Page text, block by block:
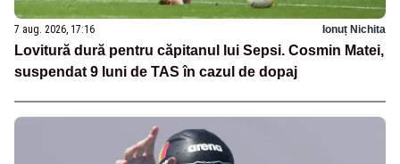
7 aug. 2026, 17:16 Ionuț Nichita
Lovitură dură pentru căpitanul lui Sepsi. Cosmin Matei,
suspendat 9 luni de TAS în cazul de dopaj